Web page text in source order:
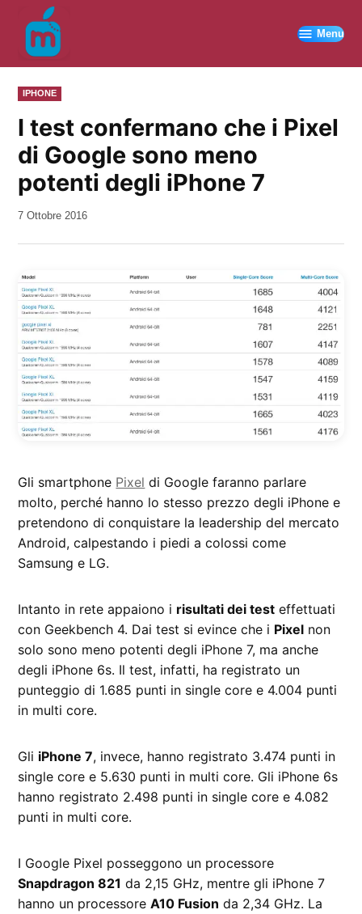
contenuto
Menu
PUBBLICATO
IN
IPHONE
I test confermano che i Pixel
di Google sono meno
potenti degli iPhone 7
da
7 Ottobre 2016
Gli smartphone Pixel di Google faranno parlare
molto, perché hanno lo stesso prezzo degli iPhone e
pretendono di conquistare la leadership del mercato
Android, calpestando i piedi a colossi come
Samsung e LG.
Intanto in rete appaiono i risultati dei test effettuati
con Geekbench 4. Dai test si evince che i Pixel non
solo sono meno potenti degli iPhone 7, ma anche
degli iPhone 6s. Il test, infatti, ha registrato un
punteggio di 1.685 punti in single core e 4.004 punti
in multi core.
Gli iPhone 7, invece, hanno registrato 3.474 punti in
single core e 5.630 punti in multi core. Gli iPhone 6s
hanno registrato 2.498 punti in single core e 4.082
punti in multi core.
I Google Pixel posseggono un processore
Snapdragon 821 da 2,15 GHz, mentre gli iPhone 7
hanno un processoreA10 Fusion da 2,34 GHz. La